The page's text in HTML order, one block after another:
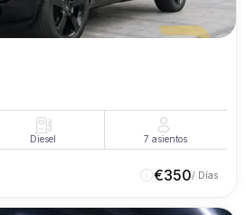
Diesel 7 asientos
€350/ Días